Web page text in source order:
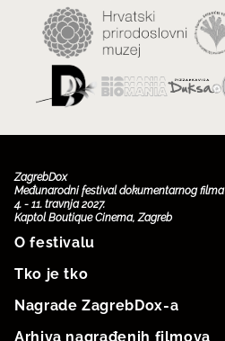
ZagrebDox
Međunarodni festival dokumentarnog filma
4. - 11. travnja 2027.
Kaptol Boutique Cinema, Zagreb
O festivalu
Tko je tko
Nagrade ZagrebDox-a
Arhiva nagrađenih filmova